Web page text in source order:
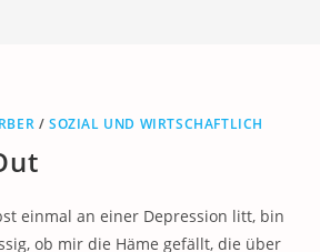
/SOZIAL UND WIRTSCHAFTLICH
einmal an einer Depression litt, bin
ob mir die Häme gefällt, die über